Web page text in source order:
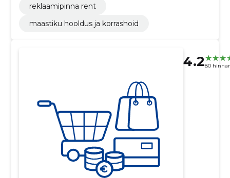
reklaamipinna rent
maastiku hooldus ja korrashoid
4.280